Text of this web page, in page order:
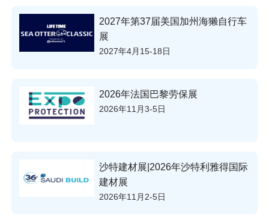
2027年第37届美国加州海獭自行车
展
2027年4月15-18日
2026年法国巴黎劳保展
2026年11月3-5日
沙特建材展|2026年沙特利雅得国际
建材展
2026年11月2-5日